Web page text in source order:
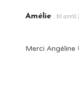
Amélie 10 avril
Merci Angéline